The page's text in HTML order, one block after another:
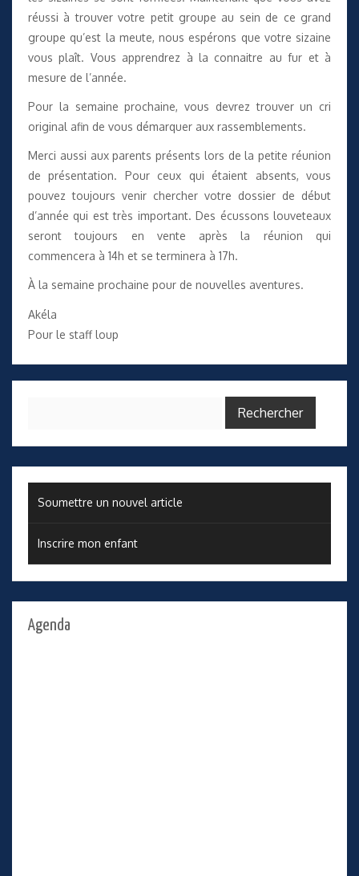
réussi à trouver votre petit groupe au sein de ce grand
groupe qu’est la meute, nous espérons que votre sizaine
vous plaît. Vous apprendrez à la connaitre au fur et à
mesure de l’année.
Pour la semaine prochaine, vous devrez trouver un cri
original afin de vous démarquer aux rassemblements.
Merci aussi aux parents présents lors de la petite réunion
de présentation. Pour ceux qui étaient absents, vous
pouvez toujours venir chercher votre dossier de début
d’année qui est très important. Des écussons louveteaux
seront toujours en vente après la réunion qui
commencera à 14h et se terminera à 17h.
À la semaine prochaine pour de nouvelles aventures.
Akéla
Pour le staff loup
Soumettre un nouvel article
Inscrire mon enfant
Agenda